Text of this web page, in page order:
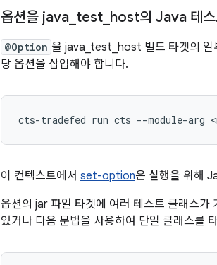
옵션을 java test host의 Java 테스
@Option 을 java_test_host 빌드 타겟의 일
당 옵션을 삽입해야 합니다.
cts-tradefed run cts --module-arg
이 컨텍스트에서 set-option은 실행을 위해
옵션의 jar 파일 타겟에 여러 테스트 클래스
있거나 다음 문법을 사용하여 단일 클래스를